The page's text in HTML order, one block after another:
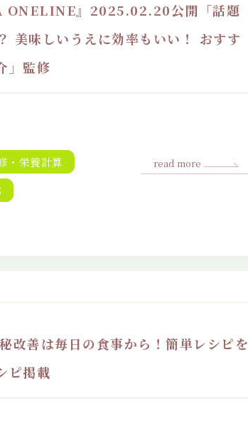
ONELINE』2025.02.20公開「話題
美味しいうえに効率もいい！ おすす
」監修
・栄養計算
read more
改善は毎日の食事から！簡単レシピを
ピ掲載